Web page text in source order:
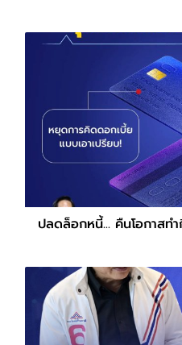
ปลดล็อกหนี้... คืนโอกาสทำ